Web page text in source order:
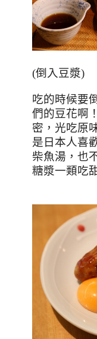
(倒入豆漿)
吃的時候要
們的豆花啊
密，光吃原
是日本人喜
柴魚湯，也
糖漿一類吃